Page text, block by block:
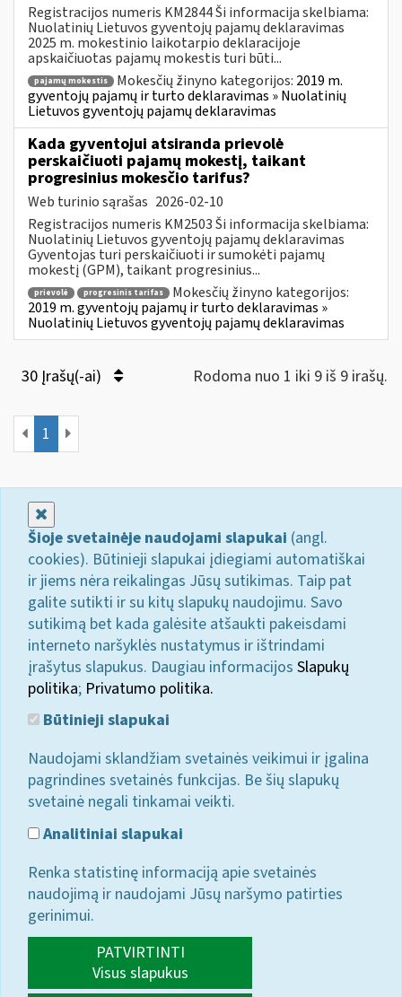
Registracijos numeris KM2844 Ši informacija skelbiama:
Nuolatinių Lietuvos gyventojų pajamų deklaravimas
2025 m. mokestinio laikotarpio deklaracijoje
apskaičiuotas pajamų mokestis turi būti...
pajamų mokestis Mokesčių žinyno kategorijos: 2019 m.
gyventojų pajamų ir turto deklaravimas » Nuolatinių
Lietuvos gyventojų pajamų deklaravimas
Kada gyventojui atsiranda prievolė
perskaičiuoti pajamų mokestį, taikant
progresinius mokesčio tarifus?
Web turinio sąrašas 2026-02-10
Registracijos numeris KM2503 Ši informacija skelbiama:
Nuolatinių Lietuvos gyventojų pajamų deklaravimas
Gyventojas turi perskaičiuoti ir sumokėti pajamų
mokestį (GPM), taikant progresinius...
prievolė progresinis tarifas
Mokesčių žinyno kategorijos:
2019 m. gyventojų pajamų ir turto deklaravimas »
Nuolatinių Lietuvos gyventojų pajamų deklaravimas
30 Įrašų(-ai) Rodoma nuo 1 iki 9 iš 9 irašų.
1
Šioje svetainėje naudojami slapukai (angl.
cookies). Būtinieji slapukai įdiegiami automatiškai
ir jiems nėra reikalingas Jūsų sutikimas. Taip pat
galite sutikti ir su kitų slapukų naudojimu. Savo
sutikimą bet kada galėsite atšaukti pakeisdami
interneto naršyklės nustatymus ir ištrindami
įrašytus slapukus. Daugiau informacijos Slapukų
politika; Privatumo politika.
Būtinieji slapukai
Naudojami sklandžiam svetainės veikimui ir įgalina
pagrindines svetainės funkcijas. Be šių slapukų
svetainė negali tinkamai veikti.
Analitiniai slapukai
Renka statistinę informaciją apie svetainės
naudojimą ir naudojami Jūsų naršymo patirties
gerinimui.
PATVIRTINTI
Visus slapukus